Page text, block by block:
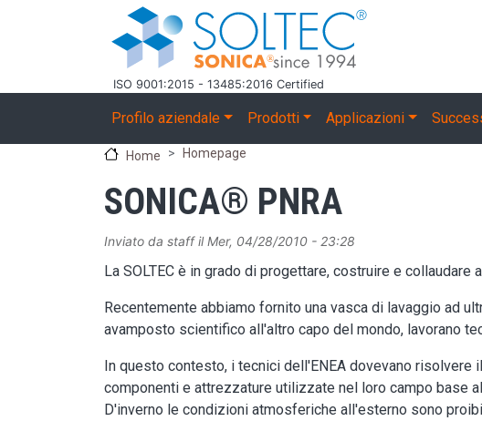
Salta al contenuto principale
ISO 9001:2015 - 13485:2016 Certified
Main navigation
Profilo aziendale Prodotti Applicazioni
Home Homepage
SONICA® PNRA
Inviato da staffilMer, 04/28/2010 - 23:28
La SOLTEC è in grado di progettare, costruire e
Recentemente abbiamo fornito una vasca di lavaggio ad
avamposto scientifico all'altro capo del mondo, lavorano
In questo contesto, i tecnici dell'ENEA dovevano
componenti e attrezzature utilizzate nel loro campo base
D'inverno le condizioni atmosferiche all'esterno sono